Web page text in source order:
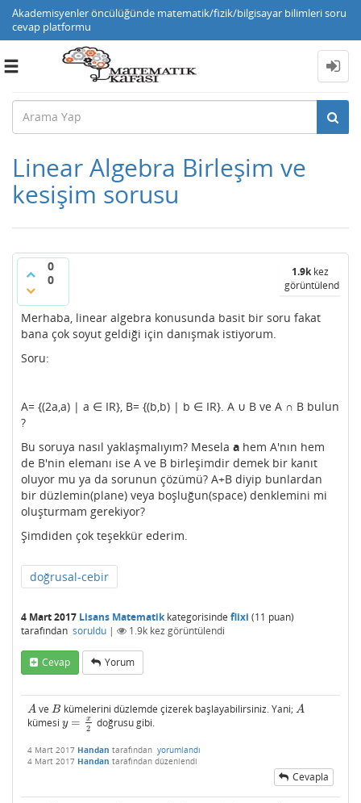
Akademisyenler öncülüğünde matematik/fizik/bilgisayar bilimleri soru
cevap platformu
Toggle
Linear Algebra Birleşim ve
kesişim sorusu
0
0
1.9kkez
görüntülendi
Merhaba, linear algebra konusunda basit bir soru fakat
bana çok soyut geldiği için danışmak istiyorum.
Soru:
A= {(2a,a) | a ∈ IR}, B= {(b,b) | b ∈ IR}. A ∪ B ve A ∩ B bulun
?
Bu soruya nasıl yaklaşmalıyım? Mesela a hem A'nın hem
de B'nin elemanı ise A ve B birleşimdir demek bir kanıt
oluyor mu ya da sorunun çözümü? A+B diyip bunlardan
bir düzlemin(plane) veya boşluğun(space) denklemini mi
oluşturmam gerekiyor?
Şimdiden çok teşekkür ederim.
doğrusal-cebir
4 Mart 2017 Lisans Matematikkategorisinde flixi (11 puan)
tarafından soruldu | 1.9k kez görüntülendi
Cevap Yorum
A
A veB
B kümelerini düzlemde çizerek başlayabilirsiniz. Yani; A
A
kümesi y = x
2
y=x2 doğrusu gibi.
4 Mart 2017 Handan tarafından yorumlandı
4 Mart 2017 Handan tarafından düzenlendi
Cevapla